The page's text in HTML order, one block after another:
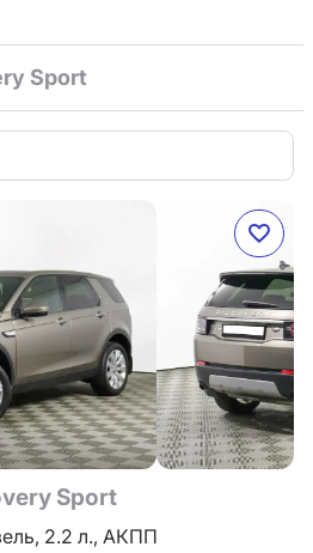
Sport
Sport
2.2 л., АКПП